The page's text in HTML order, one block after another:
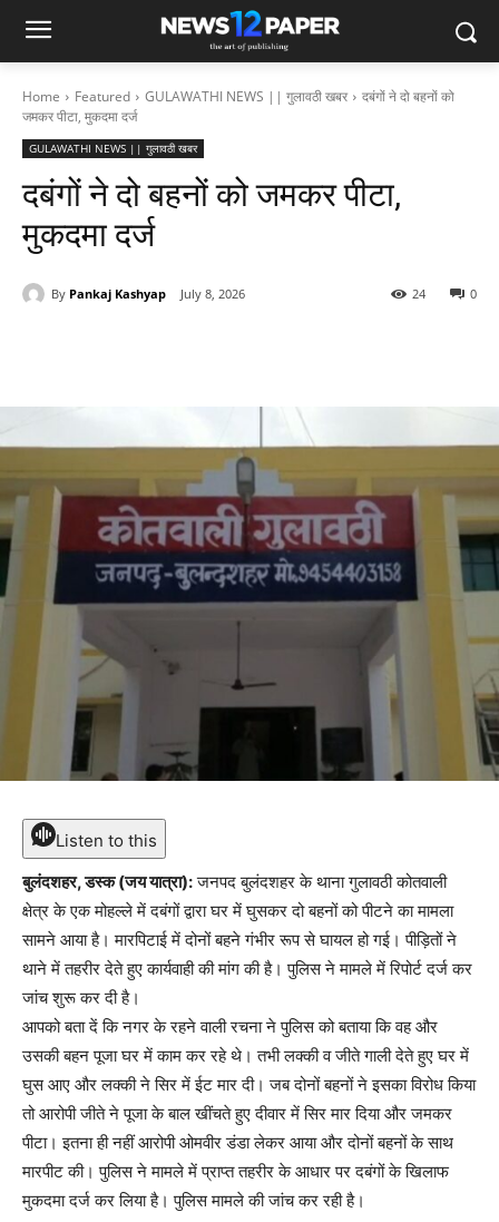
Home Featured GULAWATHI NEWS || गुलावठी खबर
दबंगों ने दो बहनों को
जमकर पीटा, मुकदमा दर्ज
GULAWATHI NEWS || गुलावठी खबर
दबंगों ने दो बहनों को जमकर पीटा,
मुकदमा दर्ज
By Pankaj Kashyap July 8, 2026 0
24
Listen to this
बुलंदशहर, डस्क (जय यात्रा):जनपद बुलंदशहर के थाना गुलावठी कोतवाली
क्षेत्र के एक मोहल्ले में दबंगों द्वारा घर में घुसकर दो बहनों को पीटने का मामला
सामने आया है। मारपिटाई में दोनों बहने गंभीर रूप से घायल हो गई। पीड़ितों ने
थाने में तहरीर देते हुए कार्यवाही की मांग की है। पुलिस ने मामले में रिपोर्ट दर्ज कर
जांच शुरू कर दी है।
आपको बता दें कि नगर के रहने वाली रचना ने पुलिस को बताया कि वह और
उसकी बहन पूजा घर में काम कर रहे थे। तभी लक्की व जीते गाली देते हुए घर में
घुस आए और लक्की ने सिर में ईट मार दी। जब दोनों बहनों ने इसका विरोध किया
तो आरोपी जीते ने पूजा के बाल खींचते हुए दीवार में सिर मार दिया और जमकर
पीटा। इतना ही नहीं आरोपी ओमवीर डंडा लेकर आया और दोनों बहनों के साथ
मारपीट की। पुलिस ने मामले में प्राप्त तहरीर के आधार पर दबंगों के खिलाफ
मुकदमा दर्ज कर लिया है। पुलिस मामले की जांच कर रही है।